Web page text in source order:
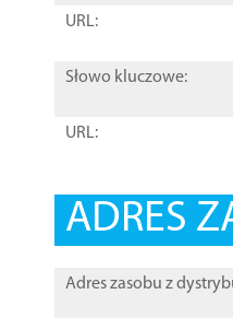
URL:
Słowo kluczowe:
URL:
ADRES
Adres zasobu z